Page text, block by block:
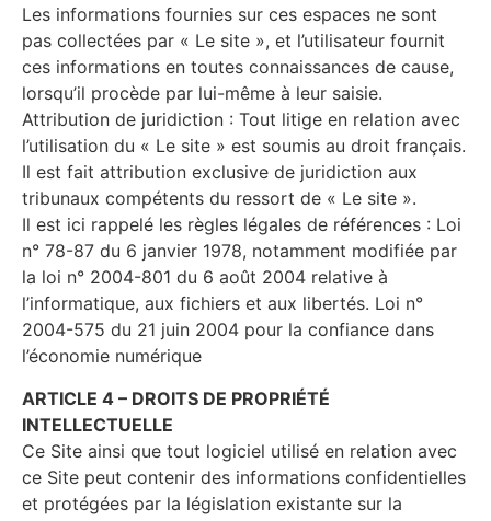
Les informations fournies sur ces espaces ne sont
pas collectées par « Le site », et l’utilisateur fournit
ces informations en toutes connaissances de cause,
lorsqu’il procède par lui-même à leur saisie.
Attribution de juridiction : Tout litige en relation avec
l’utilisation du « Le site » est soumis au droit français.
Il est fait attribution exclusive de juridiction aux
tribunaux compétents du ressort de « Le site ».
Il est ici rappelé les règles légales de références : Loi
n° 78-87 du 6 janvier 1978, notamment modifiée par
la loi n° 2004-801 du 6 août 2004 relative à
l’informatique, aux fichiers et aux libertés. Loi n°
2004-575 du 21 juin 2004 pour la confiance dans
l’économie numérique
ARTICLE 4 – DROITS DE PROPRIÉTÉ
INTELLECTUELLE
Ce Site ainsi que tout logiciel utilisé en relation avec
ce Site peut contenir des informations confidentielles
et protégées par la législation existante sur la